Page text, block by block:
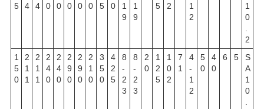
5
4
4
0
0
0
0
0
5
0
1
9
1
9
5
2
1
2
1
0
2
1
5
0
2
1
1
2
1
1
2
4
0
2
4
0
2
9
0
2
9
0
2
1
0
3
5
0
4
2
5
8
-
2
3
8
-
2
3
2
0
1
2
5
1
0
2
7
1
4
-
1
2
5
0
4
0
6 5
S
A
1
0